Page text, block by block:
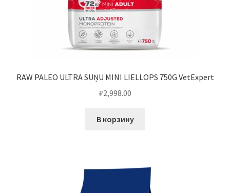
RAW PALEO ULTRA SUŅU MINI LIELLOPS 750G VetExpert
₽2,998.00
В корзину